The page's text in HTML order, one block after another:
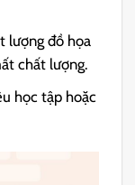
lượng đồ họa
chất lượng.
học tập hoặc